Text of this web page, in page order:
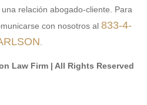
relación abogado-cliente. Para
con nosotros al 833-4-
Law Firm | All Rights Reserved